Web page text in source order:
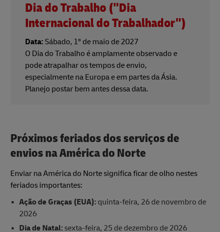
Dia do Trabalho ("Dia
Internacional do Trabalhador")
Data: Sábado, 1º de maio de 2027
O Dia do Trabalho é amplamente observado e
pode atrapalhar os tempos de envio,
especialmente na Europa e em partes da Ásia.
Planejo postar bem antes dessa data.
Próximos feriados dos serviços de
envios na América do Norte
Enviar na América do Norte significa ficar de olho nestes
feriados importantes:
Ação de Graças (EUA):quinta-feira, 26 de novembro de
2026
Dia de Natal:sexta-feira, 25 de dezembro de 2026